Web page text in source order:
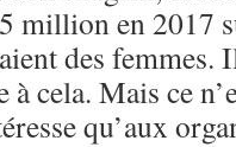
million en 2017
des femmes.
cela. Mais ce
qu’aux